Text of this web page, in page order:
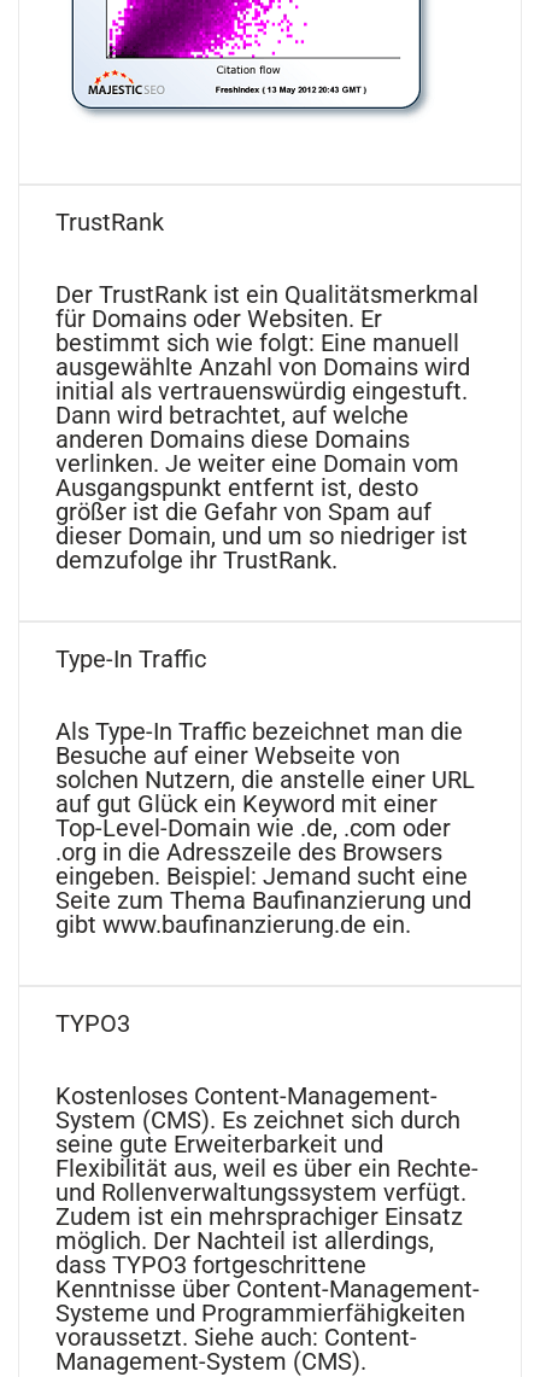
TrustRank
Der TrustRank ist ein Qualitätsmerkmal
für Domains oder Websiten. Er
bestimmt sich wie folgt: Eine manuell
ausgewählte Anzahl von Domains wird
initial als vertrauenswürdig eingestuft.
Dann wird betrachtet, auf welche
anderen Domains diese Domains
verlinken. Je weiter eine Domain vom
Ausgangspunkt entfernt ist, desto
größer ist die Gefahr von Spam auf
dieser Domain, und um so niedriger ist
demzufolge ihr TrustRank.
Type-In Traffic
Als Type-In Traffic bezeichnet man die
Besuche auf einer Webseite von
solchen Nutzern, die anstelle einer URL
auf gut Glück ein Keyword mit einer
Top-Level-Domain wie .de, .com oder
.org in die Adresszeile des Browsers
eingeben. Beispiel: Jemand sucht eine
Seite zum Thema Baufinanzierung und
gibt www.baufinanzierung.de ein.
TYPO3
Kostenloses Content-Management-
System (CMS). Es zeichnet sich durch
seine gute Erweiterbarkeit und
Flexibilität aus, weil es über ein Rechte-
und Rollenverwaltungssystem verfügt.
Zudem ist ein mehrsprachiger Einsatz
möglich. Der Nachteil ist allerdings,
dass TYPO3 fortgeschrittene
Kenntnisse über Content-Management-
Systeme und Programmierfähigkeiten
voraussetzt. Siehe auch: Content-
Management-System (CMS).